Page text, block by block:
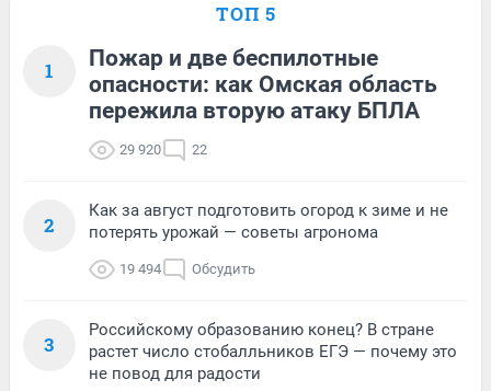
ТОП 5
1
Пожар и две беспилотные
опасности: как Омская область
пережила вторую атаку БПЛА
29 920 22
2
Как за август подготовить огород к зиме и не
потерять урожай — советы агронома
19 494 Обсудить
3
Российскому образованию конец? В стране
растет число стобалльников ЕГЭ — почему это
не повод для радости